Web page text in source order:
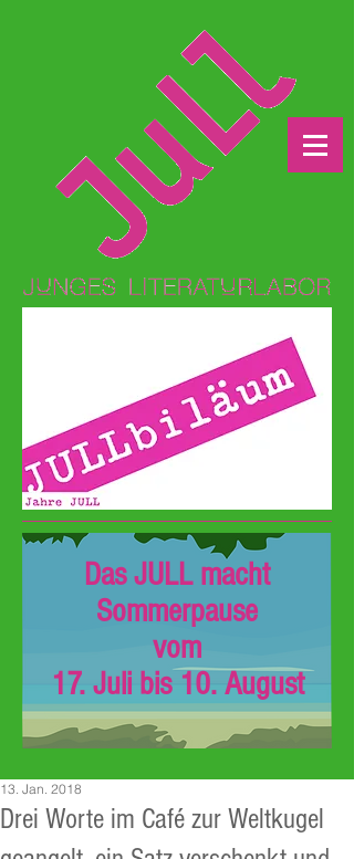
Das JULL macht
Sommerpause
vom
17. Juli bis 10. August
Drei Worte im Café zur Weltkugel
13. Jan. 2018